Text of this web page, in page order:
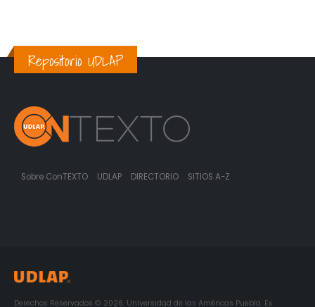
Repositorio UDLAP
Sobre ConTEXTO UDLAP DIRECTORIO SITIOS A-Z
Derechos Reservados © 2026. Universidad de las Américas Puebla. Ex